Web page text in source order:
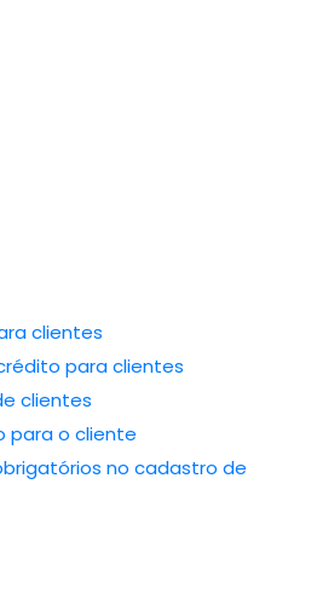
clientes
para clientes
clientes
para o cliente
no cadastro de